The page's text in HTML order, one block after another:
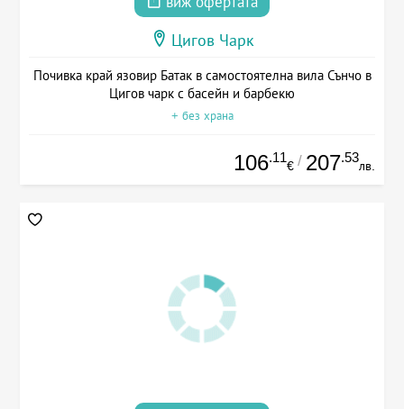
Цигов Чарк
Почивка край язовир Батак в самостоятелна вила Сънчо в
Цигов чарк с басейн и барбекю
+ без храна
106.11
€ / 207.53
лв.